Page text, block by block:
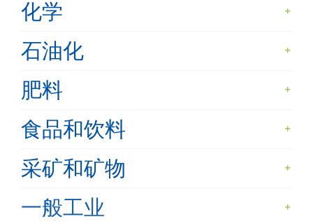
化学
石油化
肥料
食品和饮料
采矿和矿物
一般工业